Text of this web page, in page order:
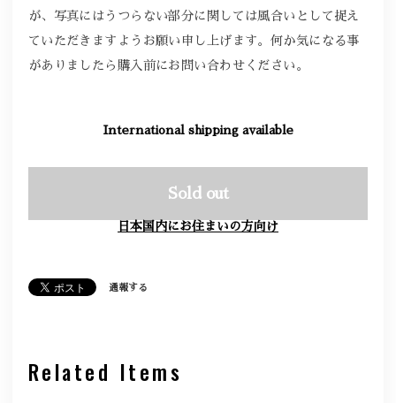
が、写真にはうつらない部分に関しては風合いとして捉え
ていただきますようお願い申し上げます。何か気になる事
がありましたら購入前にお問い合わせください。
International shipping available
Sold out
日本国内にお住まいの方向け
通報する
Related Items